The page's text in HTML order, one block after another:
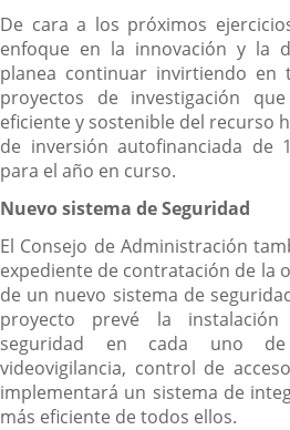
De cara a los próximos
enfoque en la innovación y la
planea continuar invirtiendo en
proyectos de investigación
eficiente y sostenible del recurso
de inversión autofinanciada de
para el año en curso.
Nuevo sistema de Seguridad
El Consejo de Administración
expediente de contratación de la
de un nuevo sistema de
proyecto prevé la
seguridad en cada uno de
videovigilancia, control de
implementará un sistema de
más eficiente de todos ellos.